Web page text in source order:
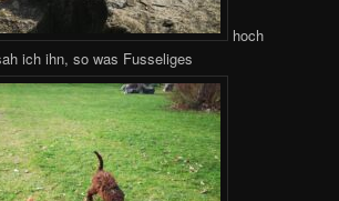
hoch
ich ihn, so was Fusseliges